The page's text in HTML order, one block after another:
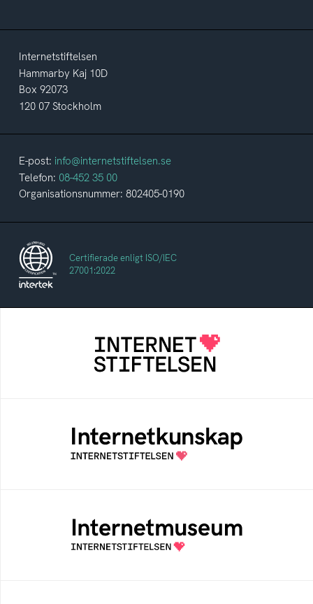
Internetstiftelsen
Hammarby Kaj 10D
Box 92073
120 07 Stockholm
E-post: info@internetstiftelsen.se
Telefon: 08-452 35 00
Organisationsnummer: 802405-0190
Certifierade enligt ISO/IEC
27001:2022
Internetstiftelsen verkar för ett internet som
bidrar positivt till människan och samhället
Samlad kunskap som hjälper dig att bli en
säker och medveten internetanvändare
Ett digitalt museum som byggts, och kureras
av Internetstiftelsen